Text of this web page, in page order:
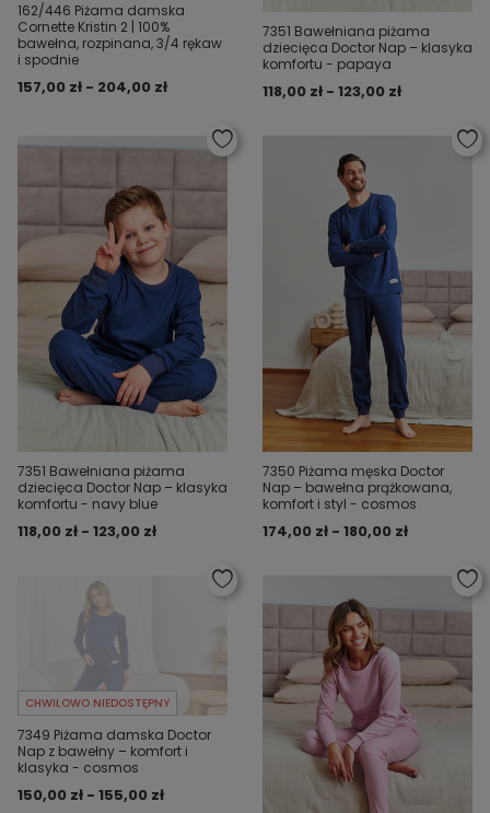
162/446 Piżama damska
Cornette Kristin 2 | 100%
bawełna, rozpinana, 3/4 rękaw
i spodnie
157,00 zł - 204,00 zł
7351 Bawełniana piżama
dziecięca Doctor Nap – klasyka
komfortu - papaya
118,00 zł - 123,00 zł
7351 Bawełniana piżama
dziecięca Doctor Nap – klasyka
komfortu - navy blue
118,00 zł - 123,00 zł
7350 Piżama męska Doctor
Nap – bawełna prążkowana,
komfort i styl - cosmos
174,00 zł - 180,00 zł
CHWILOWO NIEDOSTĘPNY
7349 Piżama damska Doctor
Nap z bawełny – komfort i
klasyka - cosmos
150,00 zł - 155,00 zł